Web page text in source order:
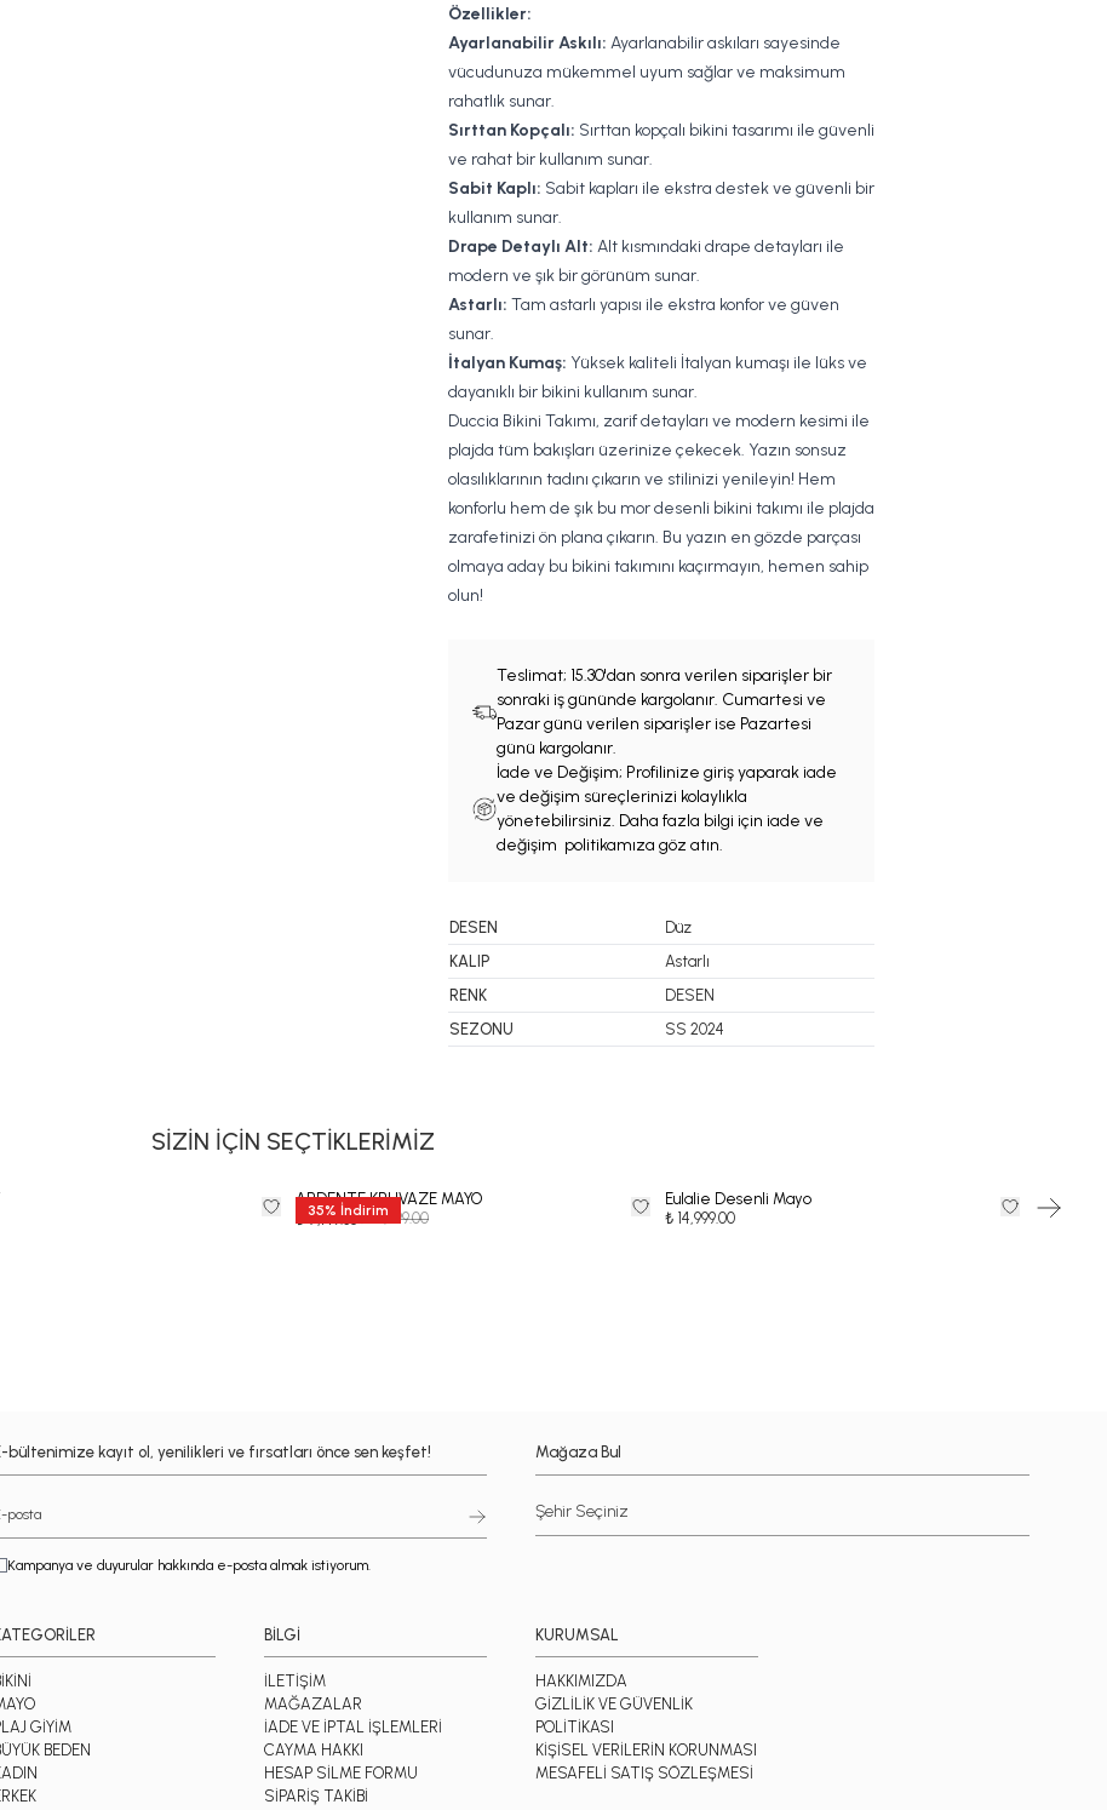
Özellikler:
Ayarlanabilir Askılı: Ayarlanabilir askıları sayesinde
vücudunuza mükemmel uyum sağlar ve maksimum
rahatlık sunar.
Sırttan Kopçalı: Sırttan kopçalı bikini tasarımı ile güvenli
ve rahat bir kullanım sunar.
Sabit Kaplı: Sabit kapları ile ekstra destek ve güvenli bir
kullanım sunar.
Drape Detaylı Alt: Alt kısmındaki drape detayları ile
modern ve şık bir görünüm sunar.
Astarlı: Tam astarlı yapısı ile ekstra konfor ve güven
sunar.
İtalyan Kumaş: Yüksek kaliteli İtalyan kumaşı ile lüks ve
dayanıklı bir bikini kullanım sunar.
Duccia Bikini Takımı, zarif detayları ve modern kesimi ile
plajda tüm bakışları üzerinize çekecek. Yazın sonsuz
olasılıklarının tadını çıkarın ve stilinizi yenileyin! Hem
konforlu hem de şık bu mor desenli bikini takımı ile plajda
zarafetinizi ön plana çıkarın. Bu yazın en gözde parçası
olmaya aday bu bikini takımını kaçırmayın, hemen sahip
olun!
Teslimat; 15.30'dan sonra verilen siparişler bir
sonraki iş gününde kargolanır. Cumartesi ve
Pazar günü verilen siparişler ise Pazartesi
günü kargolanır.
İade ve Değişim; Profilinize giriş yaparak iade
ve değişim süreçlerinizi kolaylıkla
yönetebilirsiniz. Daha fazla bilgi için iade ve
değişim politikamıza göz atın.
DESEN
Düz
KALIP
Astarlı
RENK
DESEN
SEZONU
SS 2024
SİZİN İÇİN SEÇTİKLERİMİZ
35% İndirim
ARDENTE KRUVAZE MAYO
₺ 7,149.35₺ 10,999.00
Eulalie Desenli Mayo
₺ 14,999.00
35
FABIA
₺ 9,099.35
bültenimize kayıt ol, yenilikleri ve fırsatları önce sen keşfet!
Kampanya ve duyurular hakkında e-posta almak istiyorum.
Mağaza Bul
GİYİM
BEDEN
BİLGİ
İLETİŞİM
MAĞAZALAR
İADE VE İPTAL İŞLEMLERİ
CAYMA HAKKI
HESAP SİLME FORMU
SİPARİŞ TAKİBİ
KURUMSAL
HAKKIMIZDA
GİZLİLİK VE GÜVENLİK
POLİTİKASI
KİŞİSEL VERİLERİN KORUNMASI
MESAFELİ SATIŞ SÖZLEŞMESİ